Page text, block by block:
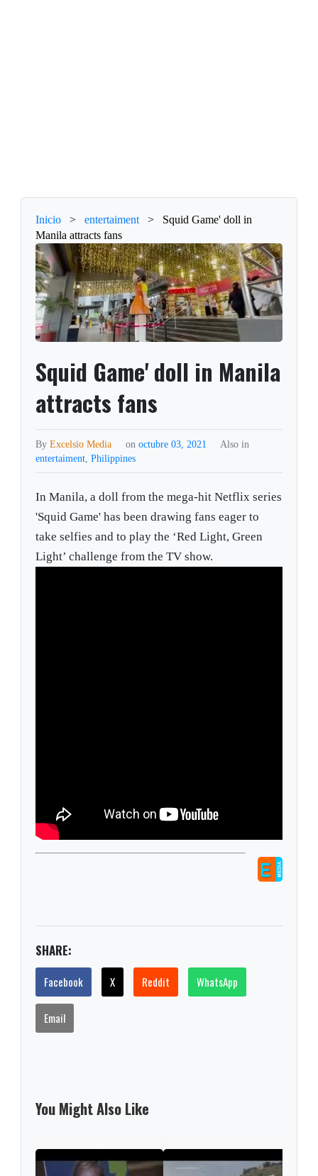
Inicio > entertaiment >
Squid Game' doll in
Manila attracts fans
Squid Game' doll in Manila
attracts fans
ByExcelsio Media on octubre 03, 2021
Also in
entertaiment,Philippines
In Manila, a doll from the mega-hit Netflix series
'Squid Game' has been drawing fans eager to
take selfies and to play the ‘Red Light, Green
Light’ challenge from the TV show.
SHARE:
Facebook X Reddit WhatsApp
Email
You Might Also Like